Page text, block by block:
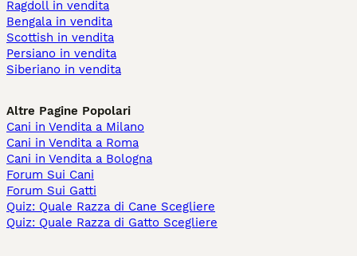
Ragdoll in vendita
Bengala in vendita
Scottish in vendita
Persiano in vendita
Siberiano in vendita
Altre Pagine Popolari
Cani in Vendita a Milano
Cani in Vendita a Roma
Cani in Vendita a Bologna
Forum Sui Cani
Forum Sui Gatti
Quiz: Quale Razza di Cane Scegliere
Quiz: Quale Razza di Gatto Scegliere